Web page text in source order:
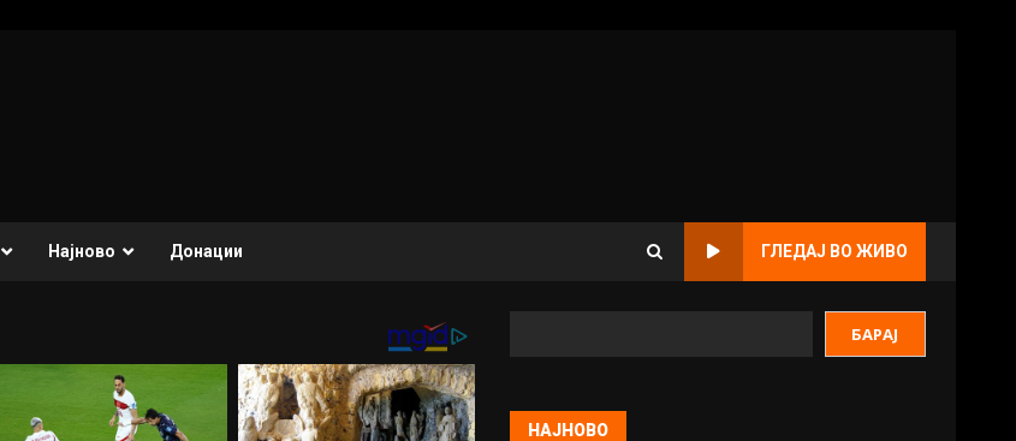
Најново Донации ГЛЕДАЈ ВО ЖИВО
БАРАЈ
НАЈНОВО